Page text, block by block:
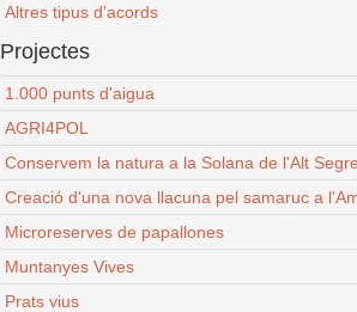
Altres tipus d'acords
Projectes
1.000 punts d'aigua
AGRI4POL
Conservem la natura a la Solana de l'Alt
Creació d'una nova llacuna pel samaruc a
Microreserves de papallones
Muntanyes Vives
Prats vius